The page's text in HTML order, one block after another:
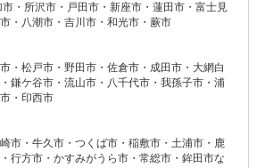
・所沢市・戸田市・新座市・蓮田市・富士見
・八潮市・吉川市・和光市・蕨市
・松戸市・野田市・佐倉市・成田市・大網白
鎌ケ谷市・流山市・八千代市・我孫子市・浦
・印西市
市・牛久市・つくば市・稲敷市・土浦市・鹿
行方市・かすみがうら市・常総市・鉾田市な